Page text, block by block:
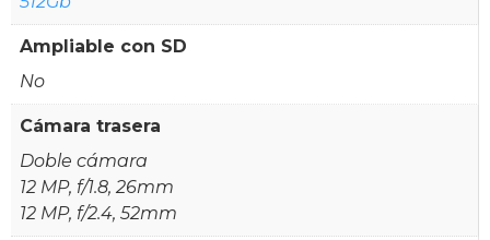
Ampliable con SD
No
Cámara trasera
Doble cámara
12 MP, f/1.8, 26mm
12 MP, f/2.4, 52mm